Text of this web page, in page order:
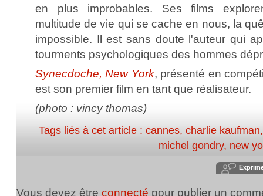
en plus improbables. Ses films
multitude de vie qui se cache en nous, la
impossible. Il est sans doute l'auteur qui
tourments psychologiques des hommes
Synecdoche, New York, présenté en
est son premier film en tant que réalisateur.
(photo : vincy thomas)
Tags liés à cet article : cannes, charlie kaufman
michel gondry, new
Vous devez être connecté pour publier un